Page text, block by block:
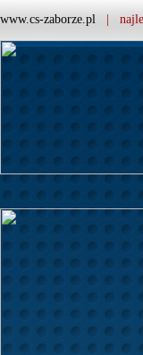
www.cs-zaborze.pl |